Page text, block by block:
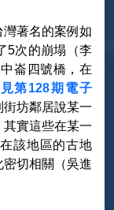
著名的案例如
5次的崩塌（李
崙四號橋，在
見第128期電子
坊鄰居說某一
實這些在某一
該地區的古地
切相關（吳進